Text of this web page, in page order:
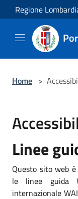
Salta al contenuto
Regione
Home >
Linee
Questo sito web
le linee guida
internazionale